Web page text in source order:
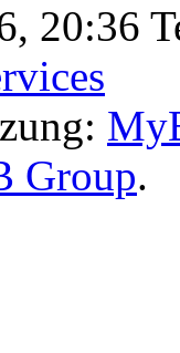
20:36
Group.